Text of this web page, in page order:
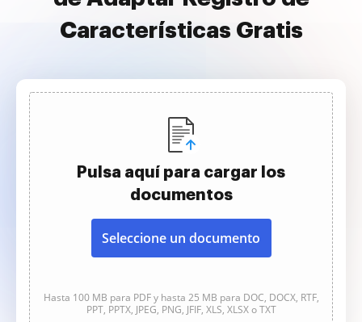
Características Gratis
Pulsa aquí para cargar los
documentos
Seleccione un documento
Hasta 100 MB para PDF y hasta 25 MB para DOC, DOCX, RTF,
PPT, PPTX, JPEG, PNG, JFIF, XLS, XLSX o TXT